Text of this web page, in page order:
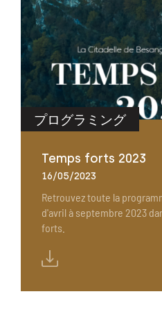
プログラミング
Temps forts 2023
16/05/2023
Retrouvez toute la
d'avril à septembre 2023
forts.